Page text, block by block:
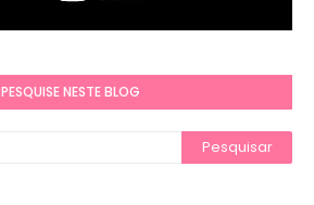
PESQUISE NESTE BLOG